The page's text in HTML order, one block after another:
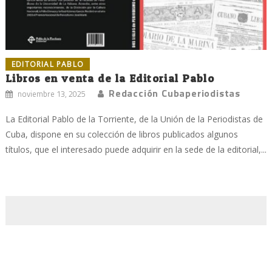
EDITORIAL PABLO
Libros en venta de la Editorial Pablo
noviembre 13, 2025 Redacción Cubaperiodistas
La Editorial Pablo de la Torriente, de la Unión de la Periodistas de
Cuba, dispone en su colección de libros publicados algunos
títulos, que el interesado puede adquirir en la sede de la editorial,...